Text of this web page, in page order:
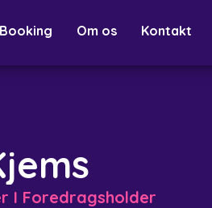
Booking Om os Kontakt
I Foredragsholder